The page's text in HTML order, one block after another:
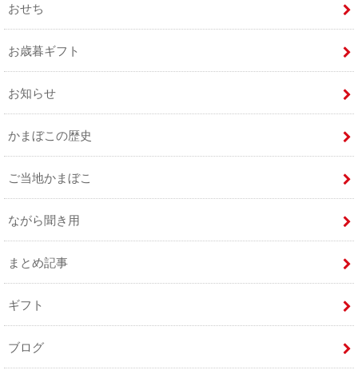
おせち
お歳暮ギフト
お知らせ
かまぼこの歴史
ご当地かまぼこ
ながら聞き用
まとめ記事
ギフト
ブログ